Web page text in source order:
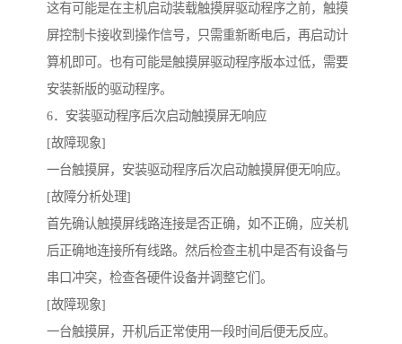
这有可能是在主机启动装载触摸屏驱动程序之前，触摸
屏控制卡接收到操作信号，只需重新断电后，再启动计
算机即可。也有可能是触摸屏驱动程序版本过低，需要
安装新版的驱动程序。
6．安装驱动程序后次启动触摸屏无响应
[故障现象]
一台触摸屏，安装驱动程序后次启动触摸屏便无响应。
[故障分析处理]
首先确认触摸屏线路连接是否正确，如不正确，应关机
后正确地连接所有线路。然后检查主机中是否有设备与
串口冲突，检查各硬件设备并调整它们。
[故障现象]
一台触摸屏，开机后正常使用一段时间后便无反应。